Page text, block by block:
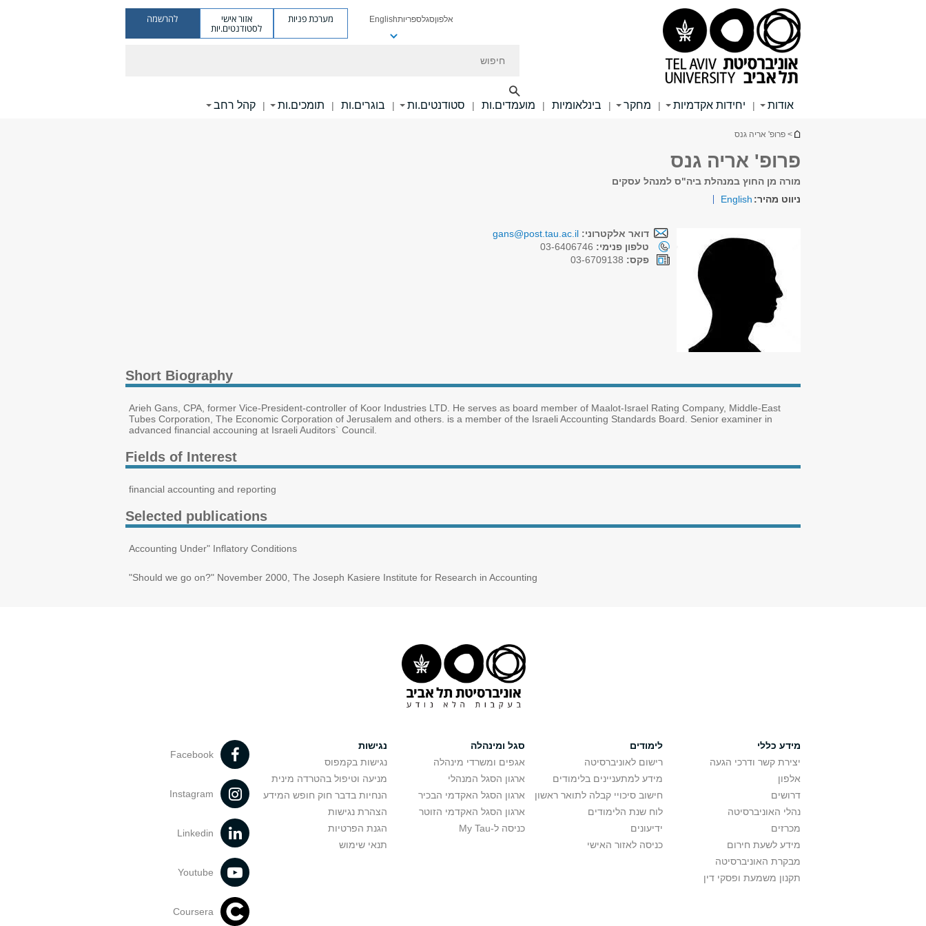
אלפוןסגלספריותEnglish מערכת פניות אזור אישי
לסטודנטים.יות
להרשמה
אודות | יחידות אקדמיות | מחקר | בינלאומיות | מועמדים.ות | סטודנטים.ות | בוגרים.ות | תומכים.ות | קהל רחב
הינך נמצא כאן
> פרופ' אריה גנס
פרופ' אריה גנס
מורה מן החוץ במנהלת ביה"ס למנהל עסקים
ניווט מהיר: English
דואר אלקטרוני: gans@post.tau.ac.il
טלפון פנימי:
פקס:
Short Biography
Arieh Gans, CPA, former Vice-President-controller of Koor Industries LTD. He serves as board member of Maalot-Israel Rating Company, Middle-East
Tubes Corporation, The Economic Corporation of Jerusalem and others. is a member of the Israeli Accounting Standards Board. Senior examiner in
advanced financial accouning at Israeli Auditors` Council.
Fields of Interest
financial accounting and reporting
Selected publications
Accounting Under" Inflatory Conditions
"Should we go on?" November 2000, The Joseph Kasiere Institute for Research in Accounting
מידע כללי
יצירת קשר ודרכי הגעה
אלפון
דרושים
נהלי האוניברסיטה
מכרזים
מידע לשעת חירום
מבקרת האוניברסיטה
תקנון משמעת ופסקי דין
לימודים
רישום לאוניברסיטה
מידע למתעניינים בלימודים
חישוב סיכויי קבלה לתואר ראשון
לוח שנת הלימודים
ידיעונים
כניסה לאזור האישי
סגל ומינהלה
אגפים ומשרדי מינהלה
ארגון הסגל המנהלי
ארגון הסגל האקדמי הבכיר
ארגון הסגל האקדמי הזוטר
כניסה ל-My Tau
נגישות
נגישות בקמפוס
מניעה וטיפול בהטרדה מינית
הנחיות בדבר חוק חופש המידע
הצהרת נגישות
הגנת הפרטיות
תנאי שימוש
Facebook
Instagram
Linkedin
Youtube
Coursera